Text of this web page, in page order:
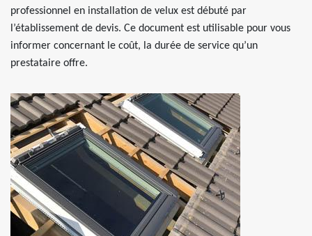
professionnel en installation de velux est débuté par
l’établissement de devis. Ce document est utilisable pour vous
informer concernant le coût, la durée de service qu’un
prestataire offre.